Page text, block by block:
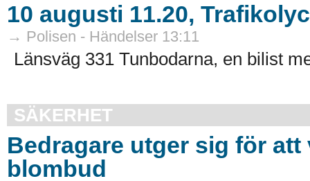
10 augusti 11.20,
→ Polisen - Händelser 13:11
Länsväg 331 Tunbodarna, en bilist
SÄKERHET
Bedragare utger sig för att
blombud